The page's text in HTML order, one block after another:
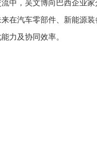
中，吴文博向巴西企业
在汽车零部件、新能源
力及协同效率。